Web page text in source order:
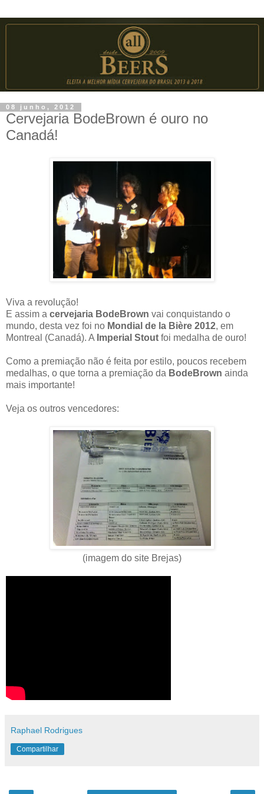
08 junho, 2012
Cervejaria BodeBrown é ouro no
Canadá!
Viva a revolução!
E assim a cervejaria BodeBrown vai conquistando o
mundo, desta vez foi no Mondial de la Bière 2012, em
Montreal (Canadá). A Imperial Stout foi medalha de ouro!
Como a premiação não é feita por estilo, poucos recebem
medalhas, o que torna a premiação da BodeBrown ainda
mais importante!
Veja os outros vencedores:
(imagem do site Brejas)
Raphael Rodrigues
Compartilhar